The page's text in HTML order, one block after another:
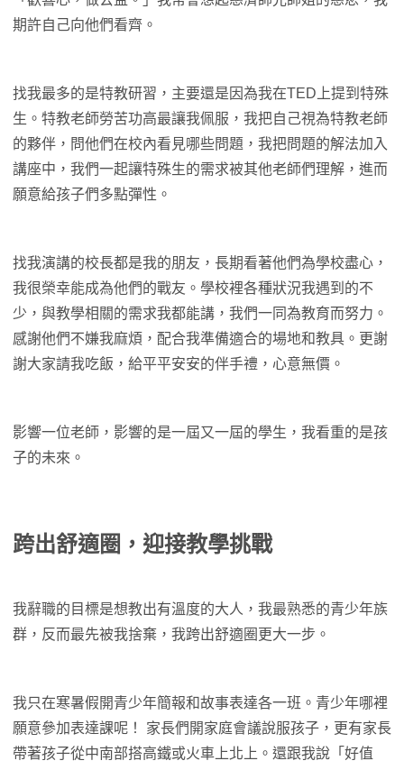
期許自己向他們看齊。
找我最多的是特教研習，主要還是因為我在TED上提到特殊
生。特教老師勞苦功高最讓我佩服，我把自己視為特教老師
的夥伴，問他們在校內看見哪些問題，我把問題的解法加入
講座中，我們一起讓特殊生的需求被其他老師們理解，進而
願意給孩子們多點彈性。
找我演講的校長都是我的朋友，長期看著他們為學校盡心，
我很榮幸能成為他們的戰友。學校裡各種狀況我遇到的不
少，與教學相關的需求我都能講，我們一同為教育而努力。
感謝他們不嫌我麻煩，配合我準備適合的場地和教具。更謝
謝大家請我吃飯，給平平安安的伴手禮，心意無價。
影響一位老師，影響的是一屆又一屆的學生，我看重的是孩
子的未來。
跨出舒適圈，迎接教學挑戰
我辭職的目標是想教出有溫度的大人，我最熟悉的青少年族
群，反而最先被我捨棄，我跨出舒適圈更大一步。
我只在寒暑假開青少年簡報和故事表達各一班。青少年哪裡
願意參加表達課呢！ 家長們開家庭會議說服孩子，更有家長
帶著孩子從中南部搭高鐵或火車上北上。還跟我說「好值